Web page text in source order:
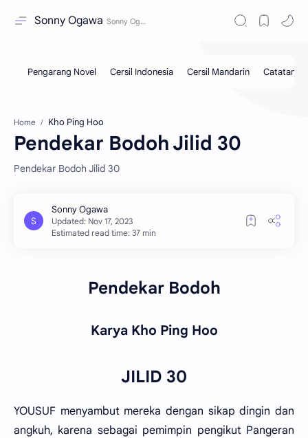
Sonny Ogawa
Home Kho Ping Hoo
Pendekar Bodoh Jilid 30
Pendekar Bodoh Jilid 30
Estimated read time: 37 min
Pendekar Bodoh
Karya Kho Ping Hoo
JILID 30
YOUSUF menyambut mereka dengan sikap dingin dan
angkuh, karena sebagai pemimpin pengikut Pangeran